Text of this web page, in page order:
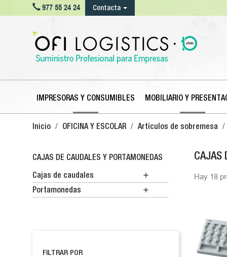
977 55 24 24 Contacta
IMPRESORAS Y CONSUMIBLES MOBILIARIO Y
Inicio OFICINA Y ESCOLAR Artículos de sobremesa
CAJAS DE CAUDALES Y PORTAMONEDAS
Cajas de caudales 
Portamonedas 
FILTRAR POR
CAJAS
Hay 18